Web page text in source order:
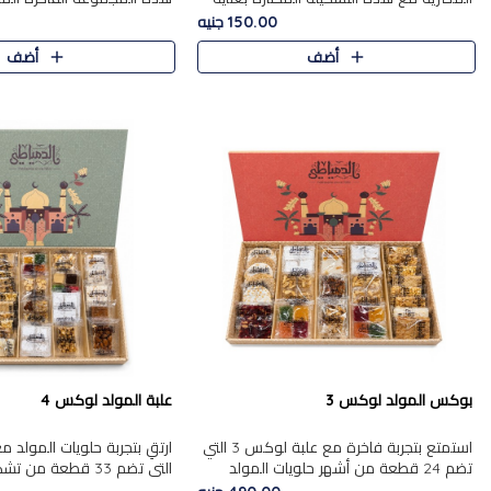
من 9 قطع. تتضمن التشكيلة جوزرية مع
فول،ملبان سادة، ملبان
150.00 جنيه
أضف
قطعة، والتي تم اختيارها
تشكيلة واسعة من الحلويات
المفضلة. تشمل المجموعة
أضف
بوكس المولد لوكس 3
استمتع بتجربة فاخرة مع علبة لوكس 3 التي
تضم 24 قطعة من أشهر حلويات المولد
علبة المولد لوكس 4
التي تضم 33 قطعة